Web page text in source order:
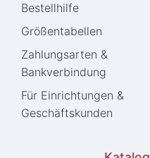
Bestellhilfe
Größentabellen
Zahlungsarten &
Bankverbindung
Für Einrichtungen &
Geschäftskunden